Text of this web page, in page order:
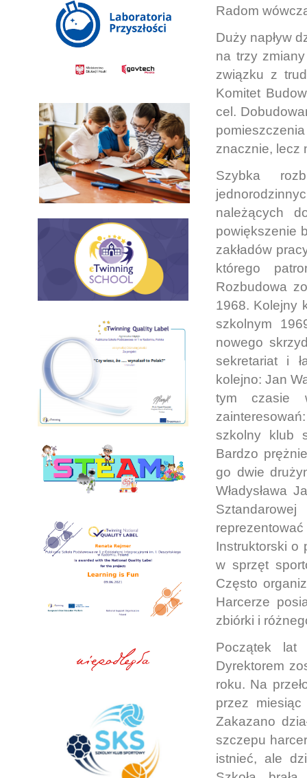
Radom
Duży napływ
na trzy
związku z
Komitet
cel.
znacznie, lecz
Szybka
należących
powiększenie
zakładów
którego
Rozbudowa
1968. Kolejny
szkolnym
nowego
sekretariat i
kolejno: Jan
tym czasie
szkolny klub
Bardzo
go dwie
Władysława
Instruktorski o
w sprzęt
Często
Harcerze
zbiórki i
Początek lat
Dyrektorem
roku. Na
przez
Zakazano
szczepu
istnieć, ale